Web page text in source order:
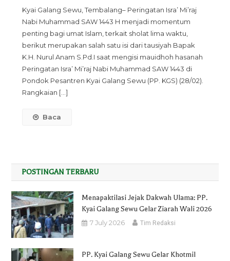
Isra’
Mi’raj,
Bapak
K.H
Nurul
Anam
Ingatkan
Kyai Galang Sewu, Tembalang– Peringatan Isra’ Mi’raj
Nabi Muhammad SAW 1443 H menjadi momentum
penting bagi umat Islam, terkait sholat lima waktu,
berikut merupakan salah satu isi dari tausiyah Bapak
K.H. Nurul Anam S.Pd.I saat mengisi mauidhoh hasanah
Peringatan Isra’ Mi’raj Nabi Muhammad SAW 1443 di
Pondok Pesantren Kyai Galang Sewu (PP. KGS) (28/02).
Rangkaian […]
Baca
POSTINGAN TERBARU
Menapaktilasi Jejak Dakwah Ulama: PP.
Kyai Galang Sewu Gelar Ziarah Wali 2026
7 July 2026 Tim Redaksi
PP. Kyai Galang Sewu Gelar Khotmil